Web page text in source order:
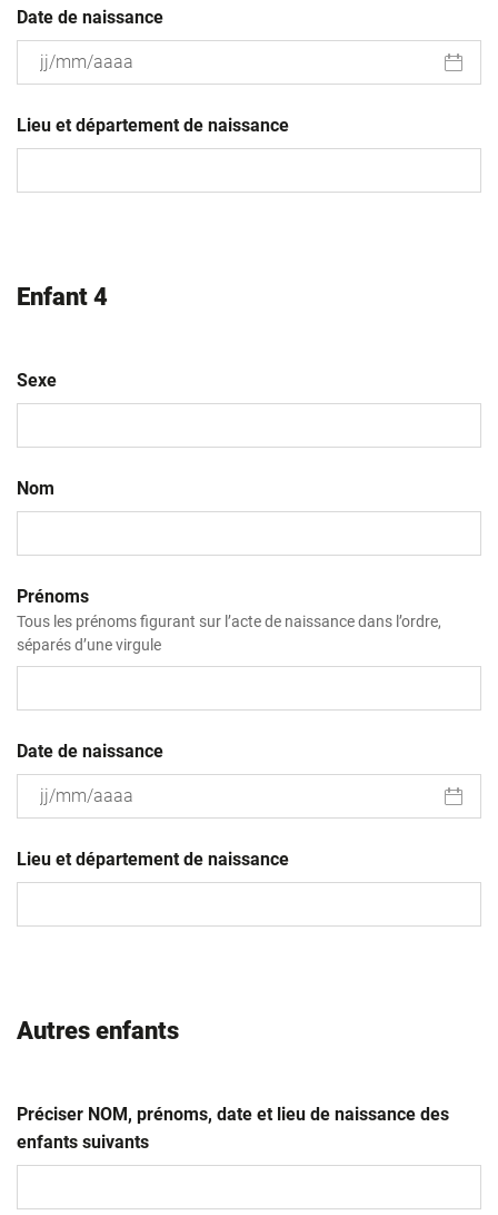
Date de naissance
slash
MM
Lieu et département de naissance
Enfant 4
Sexe
Nom
Prénoms
Tous les prénoms figurant sur l’acte de naissance dans l’ordre,
séparés d’une virgule
Date de naissance
slash
MM
Lieu et département de naissance
Autres enfants
Préciser NOM, prénoms, date et lieu de naissance des
enfants suivants